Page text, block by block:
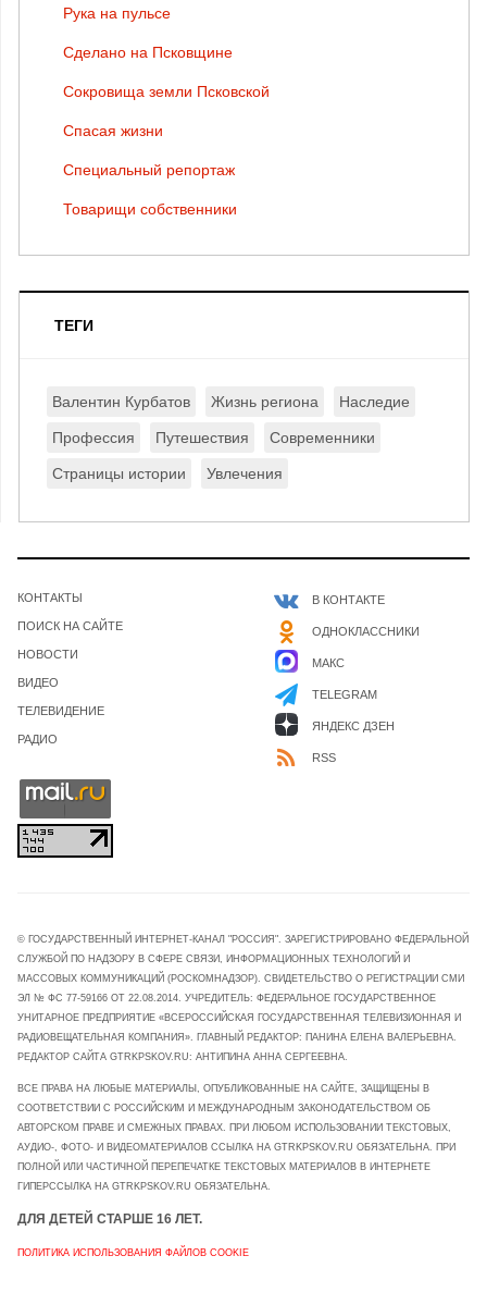
Рука на пульсе
Сделано на Псковщине
Сокровища земли Псковской
Спасая жизни
Специальный репортаж
Товарищи собственники
ТЕГИ
Валентин Курбатов Жизнь региона Наследие
Профессия Путешествия Современники
Страницы истории Увлечения
КОНТАКТЫ
ПОИСК НА САЙТЕ
НОВОСТИ
ВИДЕО
ТЕЛЕВИДЕНИЕ
РАДИО
В КОНТАКТЕ
ОДНОКЛАССНИКИ
МАКС
TELEGRAM
ЯНДЕКС ДЗЕН
RSS
© ГОСУДАРСТВЕННЫЙ ИНТЕРНЕТ-КАНАЛ "РОССИЯ". ЗАРЕГИСТРИРОВАНО ФЕДЕРАЛЬНОЙ
СЛУЖБОЙ ПО НАДЗОРУ В СФЕРЕ СВЯЗИ, ИНФОРМАЦИОННЫХ ТЕХНОЛОГИЙ И
МАССОВЫХ КОММУНИКАЦИЙ (РОСКОМНАДЗОР). СВИДЕТЕЛЬСТВО О РЕГИСТРАЦИИ СМИ
ЭЛ № ФС 77-59166 ОТ 22.08.2014. УЧРЕДИТЕЛЬ: ФЕДЕРАЛЬНОЕ ГОСУДАРСТВЕННОЕ
УНИТАРНОЕ ПРЕДПРИЯТИЕ «ВСЕРОССИЙСКАЯ ГОСУДАРСТВЕННАЯ ТЕЛЕВИЗИОННАЯ И
РАДИОВЕЩАТЕЛЬНАЯ КОМПАНИЯ». ГЛАВНЫЙ РЕДАКТОР: ПАНИНА ЕЛЕНА ВАЛЕРЬЕВНА.
РЕДАКТОР САЙТА GTRKPSKOV.RU: АНТИПИНА АННА СЕРГЕЕВНА.
ВСЕ ПРАВА НА ЛЮБЫЕ МАТЕРИАЛЫ, ОПУБЛИКОВАННЫЕ НА САЙТЕ, ЗАЩИЩЕНЫ В
СООТВЕТСТВИИ С РОССИЙСКИМ И МЕЖДУНАРОДНЫМ ЗАКОНОДАТЕЛЬСТВОМ ОБ
АВТОРСКОМ ПРАВЕ И СМЕЖНЫХ ПРАВАХ. ПРИ ЛЮБОМ ИСПОЛЬЗОВАНИИ ТЕКСТОВЫХ,
АУДИО-, ФОТО- И ВИДЕОМАТЕРИАЛОВ ССЫЛКА НА GTRKPSKOV.RU ОБЯЗАТЕЛЬНА. ПРИ
ПОЛНОЙ ИЛИ ЧАСТИЧНОЙ ПЕРЕПЕЧАТКЕ ТЕКСТОВЫХ МАТЕРИАЛОВ В ИНТЕРНЕТЕ
ГИПЕРССЫЛКА НА GTRKPSKOV.RU ОБЯЗАТЕЛЬНА.
ДЛЯ ДЕТЕЙ СТАРШЕ 16 ЛЕТ.
ПОЛИТИКА ИСПОЛЬЗОВАНИЯ ФАЙЛОВ COOKIE